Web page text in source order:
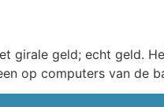
girale geld; echt geld.
op computers van de